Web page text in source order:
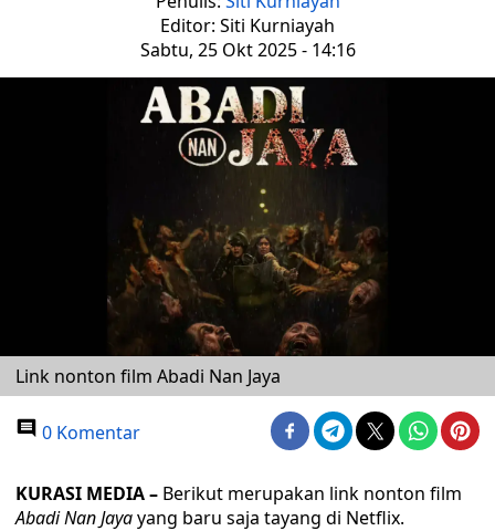
Editor: Siti Kurniayah
Sabtu, 25 Okt 2025 - 14:16
Link nonton film Abadi Nan Jaya
0 Komentar
KURASI MEDIA – Berikut merupakan link nonton film
Abadi Nan Jayayang baru saja tayang di Netflix.